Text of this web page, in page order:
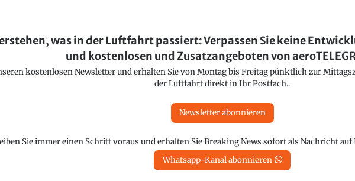
was in der Luftfahrt passiert: Verpassen Sie keine
und kostenlosen und Zusatzangeboten von
kostenlosen Newsletter und erhalten Sie von Montag bis Freitag pünktlich zur
der Luftfahrt direkt in Ihr Postfach..
Newsletter abonnieren
Sie immer einen Schritt voraus und erhalten Sie Breaking News sofort als Nachricht
Whatsapp-Kanal abonnieren